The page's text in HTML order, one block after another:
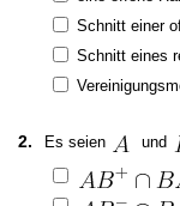
Schnitt einer
Schnitt eines
2. Es seien und